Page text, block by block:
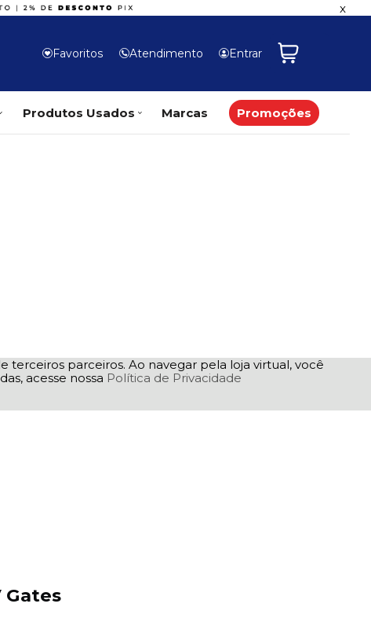
terceiros parceiros. Ao navegar pela loja virtual, você
acesse nossa Política de Privacidade
x
Favoritos Atendimento Entrar
Produtos Usados Marcas Promoções
Gates